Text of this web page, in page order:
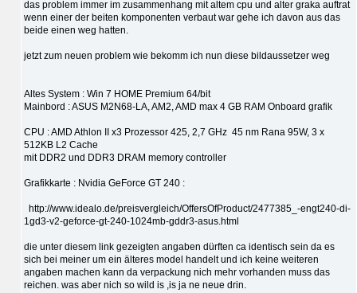
das problem immer im zusammenhang mit altem cpu und alter graka auftrat
wenn einer der beiten komponenten verbaut war gehe ich davon aus das
beide einen weg hatten.
jetzt zum neuen problem wie bekomm ich nun diese bildaussetzer weg
Altes System : Win 7 HOME Premium 64/bit
Mainbord : ASUS M2N68-LA, AM2, AMD max 4 GB RAM Onboard grafik
CPU : AMD Athlon II x3 Prozessor 425, 2,7 GHz 45 nm Rana 95W, 3 x
512KB L2 Cache
mit DDR2 und DDR3 DRAM memory controller
Grafikkarte : Nvidia GeForce GT 240 :
http://www.idealo.de/preisvergleich/OffersOfProduct/2477385_-engt240-di-
1gd3-v2-geforce-gt-240-1024mb-gddr3-asus.html
die unter diesem link gezeigten angaben dürften ca identisch sein da es
sich bei meiner um ein älteres model handelt und ich keine weiteren
angaben machen kann da verpackung nich mehr vorhanden muss das
reichen. was aber nich so wild is ,is ja ne neue drin.